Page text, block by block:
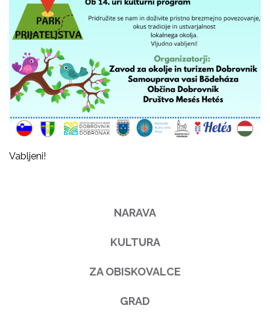
Vabljeni!
NARAVA
KULTURA
ZA OBISKOVALCE
GRAD